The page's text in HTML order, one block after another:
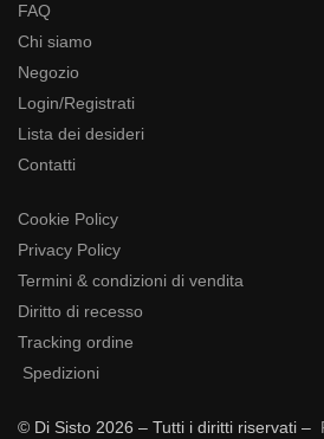
FAQ
Chi siamo
Negozio
Login/Registrati
Lista dei desideri
Contatti
Cookie Policy
Privacy Policy
Termini & condizioni di vendita
Diritto di recesso
Tracking ordine
Spedizioni
© Di Sisto 2026 – Tutti i diritti riservati –